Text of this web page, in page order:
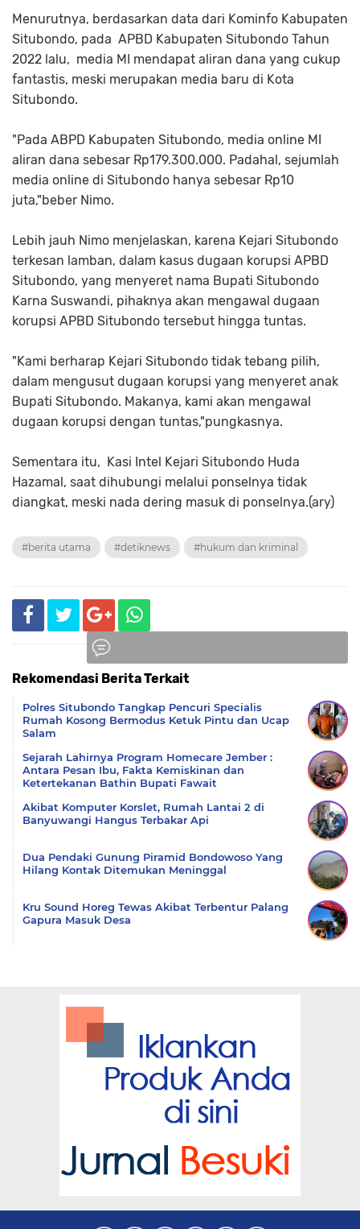
Menurutnya, berdasarkan data dari Kominfo Kabupaten
Situbondo, pada APBD Kabupaten Situbondo Tahun
2022 lalu, media MI mendapat aliran dana yang cukup
fantastis, meski merupakan media baru di Kota
Situbondo.
"Pada ABPD Kabupaten Situbondo, media online MI
aliran dana sebesar Rp179.300.000. Padahal, sejumlah
media online di Situbondo hanya sebesar Rp10
juta,"beber Nimo.
Lebih jauh Nimo menjelaskan, karena Kejari Situbondo
terkesan lamban, dalam kasus dugaan korupsi APBD
Situbondo, yang menyeret nama Bupati Situbondo
Karna Suswandi, pihaknya akan mengawal dugaan
korupsi APBD Situbondo tersebut hingga tuntas.
"Kami berharap Kejari Situbondo tidak tebang pilih,
dalam mengusut dugaan korupsi yang menyeret anak
Bupati Situbondo. Makanya, kami akan mengawal
dugaan korupsi dengan tuntas,"pungkasnya.
Sementara itu, Kasi Intel Kejari Situbondo Huda
Hazamal, saat dihubungi melalui ponselnya tidak
diangkat, meski nada dering masuk di ponselnya.(ary)
#berita utama #detiknews #hukum dan kriminal
Rekomendasi Berita Terkait
Polres Situbondo Tangkap Pencuri Specialis
Rumah Kosong Bermodus Ketuk Pintu dan Ucap
Salam
Sejarah Lahirnya Program Homecare Jember :
Antara Pesan Ibu, Fakta Kemiskinan dan
Ketertekanan Bathin Bupati Fawait
Akibat Komputer Korslet, Rumah Lantai 2 di
Banyuwangi Hangus Terbakar Api
Dua Pendaki Gunung Piramid Bondowoso Yang
Hilang Kontak Ditemukan Meninggal
Kru Sound Horeg Tewas Akibat Terbentur Palang
Gapura Masuk Desa